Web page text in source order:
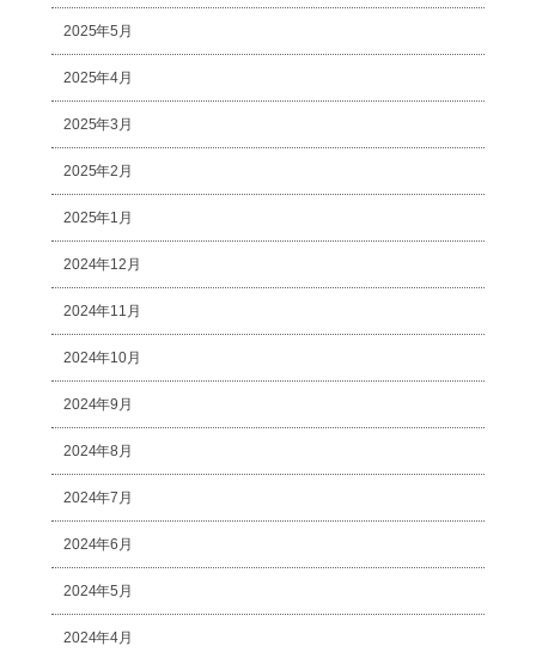
2025年5月
2025年4月
2025年3月
2025年2月
2025年1月
2024年12月
2024年11月
2024年10月
2024年9月
2024年8月
2024年7月
2024年6月
2024年5月
2024年4月